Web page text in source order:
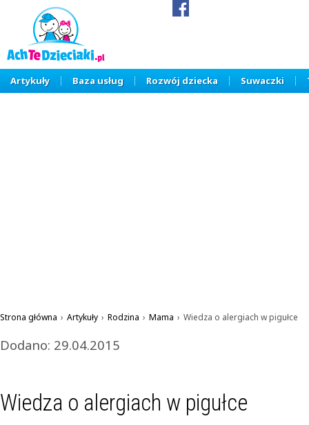
Artykuły Baza usług Rozwój dziecka Suwaczki
Strona główna › Artykuły › Rodzina › Mama › Wiedza o alergiach w pigułce
Dodano: 29.04.2015
Wiedza o alergiach w pigułce